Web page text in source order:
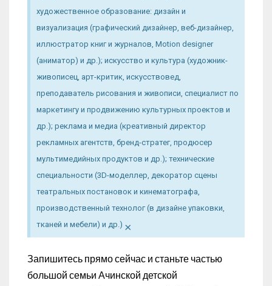
художественное образование: дизайн и
визуализация (графический дизайнер, веб-дизайнер,
иллюстратор книг и журналов, Motion designer
(аниматор) и др.); искусство и культура (художник-
живописец, арт-критик, искусствовед,
преподаватель рисования и живописи, специалист по
маркетингу и продвижению культурных проектов и
др.); реклама и медиа (креативный директор
рекламных агентств, бренд-стратег, продюсер
мультимедийных продуктов и др.); технические
специальности (3D-моделлер, декоратор сцены
театральных постановок и кинематографа,
производственный технолог (в дизайне упаковки,
тканей и мебели) и др.) ×
Запишитесь прямо сейчас и станьте частью
большой семьи Ачинской детской